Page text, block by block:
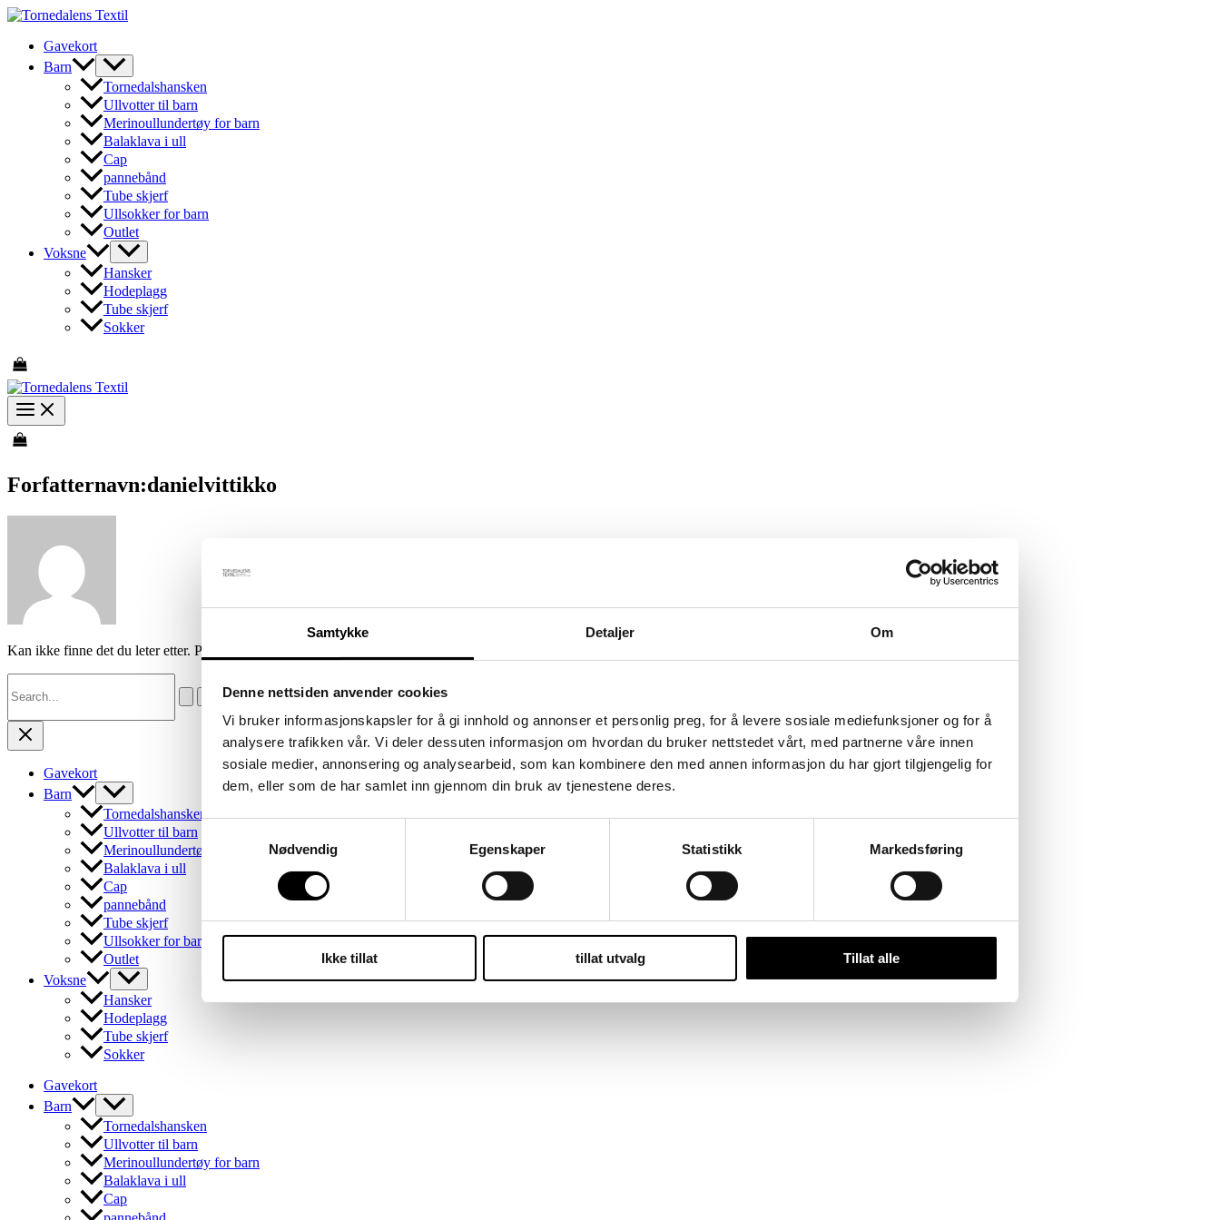
Samtykke Detaljer Om
Denne nettsiden anvender cookies
Vi bruker informasjonskapsler for å gi innhold og annonser et personlig preg, for å levere sosiale mediefunksjoner og for å
analysere trafikken vår. Vi deler dessuten informasjon om hvordan du bruker nettstedet vårt, med partnerne våre innen
sosiale medier, annonsering og analysearbeid, som kan kombinere den med annen informasjon du har gjort tilgjengelig for
dem, eller som de har samlet inn gjennom din bruk av tjenestene deres.
Nødvendig
Egenskaper Statistikk Markedsføring
Ikke tillat tillat utvalg Tillat alle
Hopp
innholdet
Gavekort
Barn
Tornedalshansken
Ullvotter til barn
Merinoullundertøy for barn
Balaklava i ull
Cap
pannebånd
Tube skjerf
Ullsokker for barn
Outlet
Voksne
Hansker
Hodeplagg
Tube skjerf
Sokker
Forfatternavn:danielvittikko
Kan ikke finne det du leter etter. Prøv et søk.
etter:
Gavekort
Barn
Tornedalshansken
Ullvotter til barn
Merinoullundertøy for barn
Balaklava i ull
Cap
pannebånd
Tube skjerf
Ullsokker for barn
Outlet
Voksne
Hansker
Hodeplagg
Tube skjerf
Sokker
Gavekort
Barn
Tornedalshansken
Ullvotter til barn
Merinoullundertøy for barn
Balaklava i ull
Cap